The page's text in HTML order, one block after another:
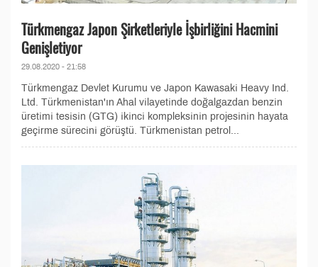
Türkmengaz Japon Şirketleriyle İşbirliğini Hacmini
Genişletiyor
29.08.2020 - 21:58
Türkmengaz Devlet Kurumu ve Japon Kawasaki Heavy Ind.
Ltd. Türkmenistan'ın Ahal vilayetinde doğalgazdan benzin
üretimi tesisin (GTG) ikinci kompleksinin projesinin hayata
geçirme sürecini görüştü. Türkmenistan petrol...